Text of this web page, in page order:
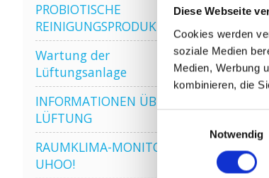
Diese Webseite
Cookies werden
soziale Medien
Medien, Werbung
kombinieren, die
Notwendig
PROBIOTISCHE
REINIGUNGSPRODUKTE
Wartung der
Lüftungsanlage
INFORMATIONEN ÜBER WRG
LÜFTUNG
RAUMKLIMA-MONITOR
UHOO!